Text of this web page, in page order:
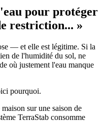
pour protéger
restriction... »
— et elle est légitime. Si la
de l'humidité du sol, ne
où justement l'eau manque
pourquoi.
sur une saison de
TerraStab consomme